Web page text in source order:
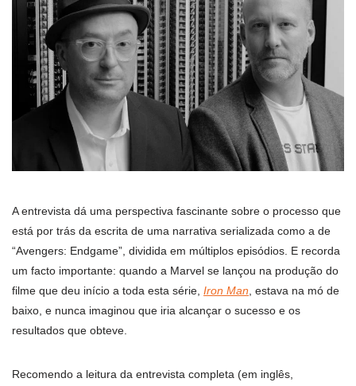
A entrevista dá uma perspectiva fascinante sobre o processo que
está por trás da escrita de uma narrativa serializada como a de
“Avengers: Endgame”, dividida em múltiplos episódios. E recorda
um facto importante: quando a Marvel se lançou na produção do
filme que deu início a toda esta série, Iron Man , estava na mó de
baixo, e nunca imaginou que iria alcançar o sucesso e os
resultados que obteve.
Recomendo a leitura da entrevista completa (em inglês,